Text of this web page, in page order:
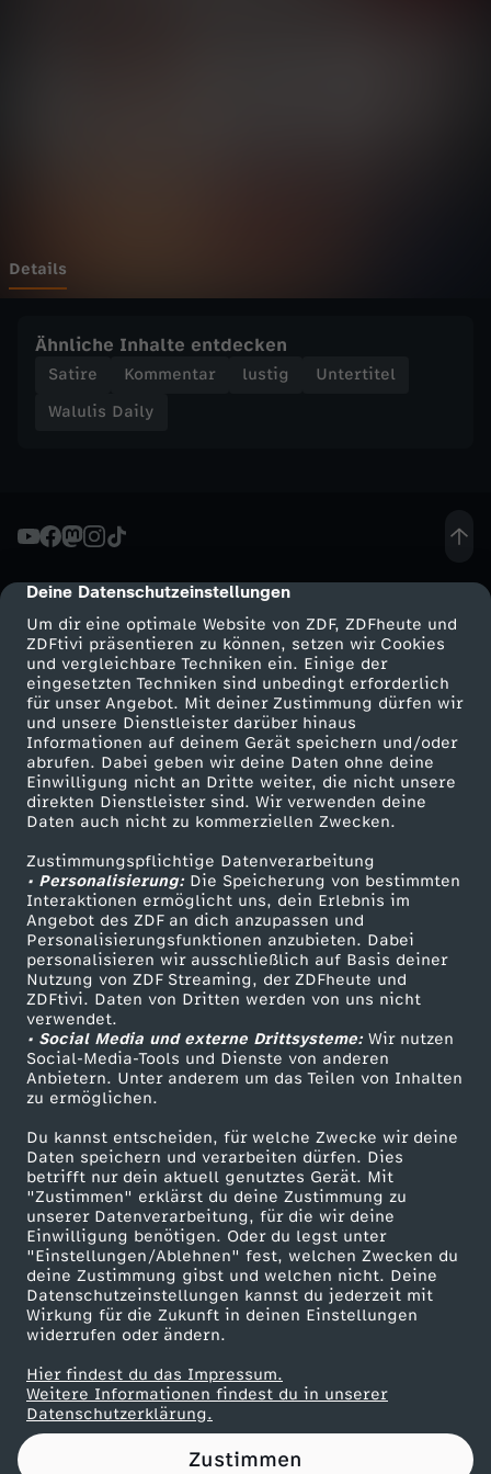
cmp-dialog-description
Deine Datenschutzeinstellungen
Um dir eine optimale Website von ZDF, ZDFheute und
ZDFtivi präsentieren zu können, setzen wir Cookies
und vergleichbare Techniken ein. Einige der
eingesetzten Techniken sind unbedingt erforderlich
für unser Angebot. Mit deiner Zustimmung dürfen wir
und unsere Dienstleister darüber hinaus
Informationen auf deinem Gerät speichern und/oder
abrufen. Dabei geben wir deine Daten ohne deine
Einwilligung nicht an Dritte weiter, die nicht unsere
direkten Dienstleister sind. Wir verwenden deine
Daten auch nicht zu kommerziellen Zwecken.
Zustimmungspflichtige Datenverarbeitung
• Personalisierung:Die Speicherung von bestimmten
Interaktionen ermöglicht uns, dein Erlebnis im
Angebot des ZDF an dich anzupassen und
Personalisierungsfunktionen anzubieten. Dabei
personalisieren wir ausschließlich auf Basis deiner
Nutzung von ZDF Streaming, der ZDFheute und
ZDFtivi. Daten von Dritten werden von uns nicht
verwendet.
• Social Media und externe Drittsysteme:Wir nutzen
Social-Media-Tools und Dienste von anderen
Anbietern. Unter anderem um das Teilen von Inhalten
zu ermöglichen.
Du kannst entscheiden, für welche Zwecke wir deine
Daten speichern und verarbeiten dürfen. Dies
betrifft nur dein aktuell genutztes Gerät. Mit
"Zustimmen" erklärst du deine Zustimmung zu
unserer Datenverarbeitung, für die wir deine
Einwilligung benötigen. Oder du legst unter
"Einstellungen/Ablehnen" fest, welchen Zwecken du
deine Zustimmung gibst und welchen nicht. Deine
Datenschutzeinstellungen kannst du jederzeit mit
Wirkung für die Zukunft in deinen Einstellungen
widerrufen oder ändern.
Hier findest du das Impressum.
Weitere Informationen findest du in unserer
Datenschutzerklärung.
Zustimmen
-
m
s
t
o
f
f
-
M
a
n
g
e
l
:
D
a
s
s
t
Details
Ähnliche Inhalte entdecken
Satire Kommentar lustig
Untertitel
Walulis Daily
Mehr ZDF
ZDF-Apps
Smart TV
ZDFtext
Livestreams
Sendungen A-Z
TV-Programm
Service
ZDFmitreden
Kontakt zum ZDF
Tickets
Zuschauerservice
Hilfe
ZDF Unternehmen
Karriere
ZDF goes Schule
Werbefernsehen
Mainzelmännchen
Partner